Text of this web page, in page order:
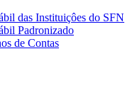
das Instituiçôes do SFN
Padronizado
de Contas